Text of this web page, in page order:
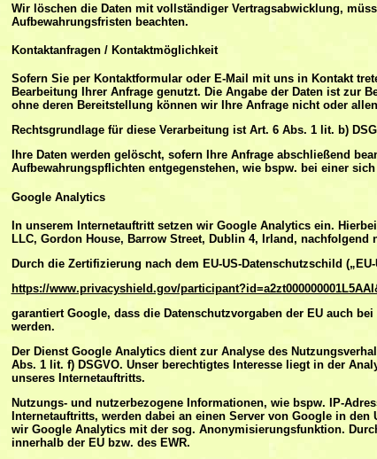
Wir löschen die Daten mit vollständiger Vertragsabwicklung,
Aufbewahrungsfristen beachten.
Kontaktanfragen / Kontaktmöglichkeit
Sofern Sie per Kontaktformular oder E-Mail mit uns in Kontakt
Bearbeitung Ihrer Anfrage genutzt. Die Angabe der Daten ist zur
ohne deren Bereitstellung können wir Ihre Anfrage nicht oder
Rechtsgrundlage für diese Verarbeitung ist Art. 6 Abs. 1 lit. b)
Ihre Daten werden gelöscht, sofern Ihre Anfrage abschließend
Aufbewahrungspflichten entgegenstehen, wie bspw. bei einer
Google Analytics
In unserem Internetauftritt setzen wir Google Analytics ein.
LLC, Gordon House, Barrow Street, Dublin 4, Irland, nachfolgend
Durch die Zertifizierung nach dem EU-US-Datenschutzschild
https://www.privacyshield.gov/
garantiert Google, dass die Datenschutzvorgaben der EU auch
werden.
Der Dienst Google Analytics dient zur Analyse des
Abs. 1 lit. f) DSGVO. Unser berechtigtes Interesse liegt in der
unseres Internetauftritts.
Nutzungs- und nutzerbezogene Informationen, wie bspw. IP-
Internetauftritts, werden dabei an einen Server von Google in
wir Google Analytics mit der sog. Anonymisierungsfunktion.
innerhalb der EU bzw. des EWR.